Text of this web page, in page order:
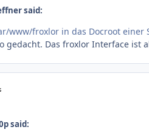
said:
www/froxlor in das Docroot einer
gedacht. Das froxlor Interface ist
said: